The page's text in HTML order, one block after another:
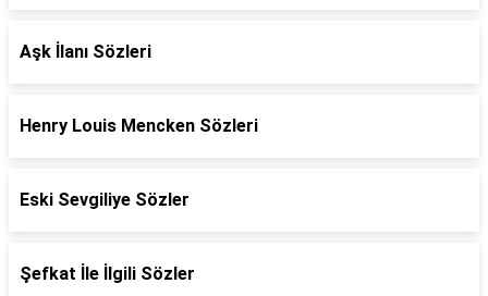
Aşk İlanı Sözleri
Henry Louis Mencken Sözleri
Eski Sevgiliye Sözler
Şefkat İle İlgili Sözler